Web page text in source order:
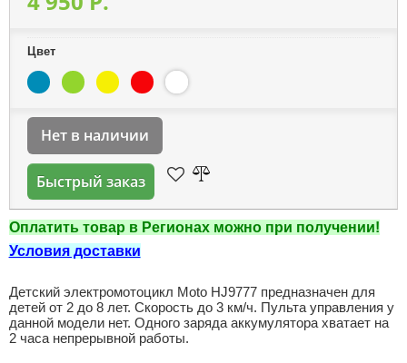
Цвет
Нет в наличии
Быстрый заказ
Оплатить товар в Регионах можно при получении!
Условия доставки
Детский электромотоцикл Moto HJ9777 предназначен для
детей от 2 до 8 лет. Скорость до 3 км/ч. Пульта управления у
данной модели нет. Одного заряда аккумулятора хватает на
2 часа непрерывной работы.